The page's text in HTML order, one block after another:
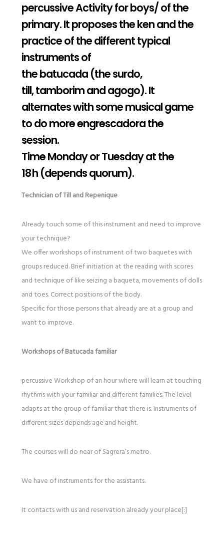
percussive Activity for boys/ of the
primary. It proposes the ken and the
practice of the different typical
instruments of
the batucada (the surdo,
till, tamborim and agogo). It
alternates with some musical game
to do more engrescadora the
session.
Time Monday or Tuesday at the
18 h (depends quorum).
Technician of Till and Repenique
Already touch some of this instrument and need to improve
your technique?
We offer workshops of instrument of two baquetes with
groups reduced. Brief initiation at the reading with scores
and technique of like seizing a baqueta, movements of dolls
and toes. Correct positions of the body.
Specific for those persons that already are at a group and
want to improve.
Workshops of Batucada familiar
percussive Workshop of an hour where will learn at touching
rhythms with your familiar and different families. The level
adapts at the group of familiar that there is. Instruments of
different sizes depends age and height.
The courses will do near of Sagrera’s metro.
We have of instruments for the assistants.
It contacts with us and reservation already your place[:]